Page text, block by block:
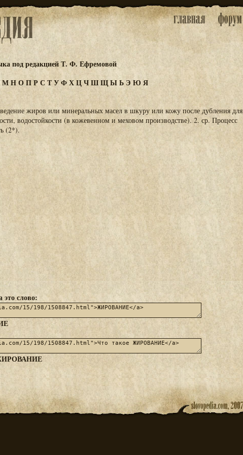
под редакцией Т. Ф. Ефремовой
МНОПР С ТУФХЦЧШЩЫЬ Э Ю Я
жиров или минеральных масел в шкуру или кожу после дубления для
водостойкости (в кожевенном и меховом производстве). 2. ср. Процесс
(2*).
это слово: